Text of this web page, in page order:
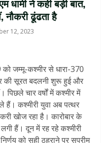
ने कही बड़ी बात,
नौकरी ढूंढता है
12, 2023
जम्मू-कश्मीर से धारा-370
की सूरत बदलनी शुरू हुई और
चार वर्षों में कश्मीर में
कश्मीरी युवा अब पत्थर
खोज रहा है। कारोबार के
हैं। दून में रह रहे कश्मीरी
को सही ठहराने पर सुप्रीम